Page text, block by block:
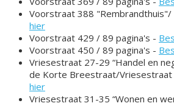
Voorstraat 388 "Rembrandthuis"/
hier
Voorstraat 429 / 89 pagina's -
Voorstraat 450 / 89 pagina's -
Vriesestraat 27-29 “Handel en
de Korte Breestraat/Vriesestraat
hier
Vriesestraat 31-35 “Wonen en